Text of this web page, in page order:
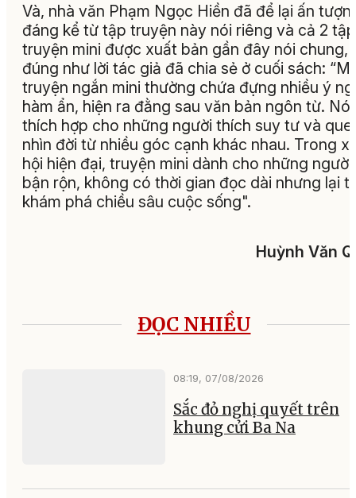
Và, nhà văn Phạm Ngọc Hiền đã để lại ấn
đáng kể từ tập truyện này nói riêng và cả 2 tập
truyện mini được xuất bản gần đây nói chung,
đúng như lời tác giả đã chia sẻ ở cuối sách: “
truyện ngắn mini thường chứa đựng nhiều ý
hàm ẩn, hiện ra đằng sau văn bản ngôn từ. Nó
thích hợp cho những người thích suy tư và
nhìn đời từ nhiều góc cạnh khác nhau. Trong
hội hiện đại, truyện mini dành cho những người
bận rộn, không có thời gian đọc dài nhưng lại
khám phá chiều sâu cuộc sống".
Huỳnh Văn
ĐỌC NHIỀU
08:19, 07/08/2026
Sắc đỏ nghị quyết trên
khung cửi Ba Na